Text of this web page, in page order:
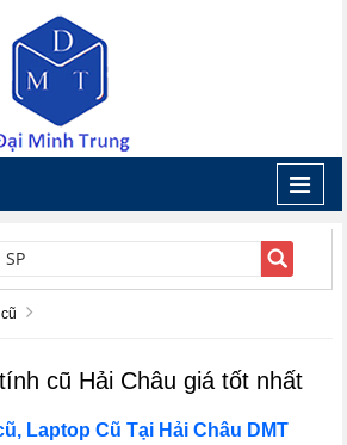
cũ Hải Châu giá tốt nhất
Laptop Cũ Tại Hải Châu DMT